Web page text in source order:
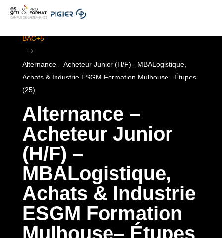
BAC+5
$
Alternance – Acheteur Junior (H/F) –MBALogistique,
Achats & Industrie ESGM Formation Mulhouse– Étupes
(25)
Alternance –
Acheteur Junior
(H/F) –
MBALogistique,
Achats & Industrie
ESGM Formation
Mulhouse– Étupes